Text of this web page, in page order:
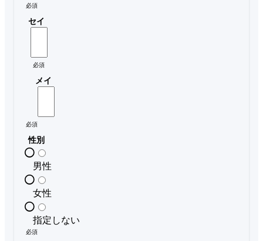
必須
セイ
必須
メイ
必須
性別
男性
女性
指定しない
必須